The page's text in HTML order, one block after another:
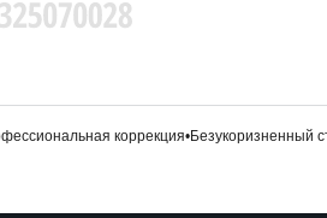
коррекция•Безукоризненный стиль